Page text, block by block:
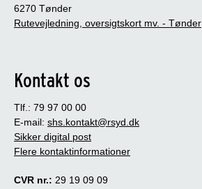
6270 Tønder
Rutevejledning, oversigtskort mv. - Tønder
Kontakt os
Tlf.: 79 97 00 00
E-mail: shs.kontakt@rsyd.dk
Sikker digital post
Flere kontaktinformationer
CVR nr.: 29 19 09 09